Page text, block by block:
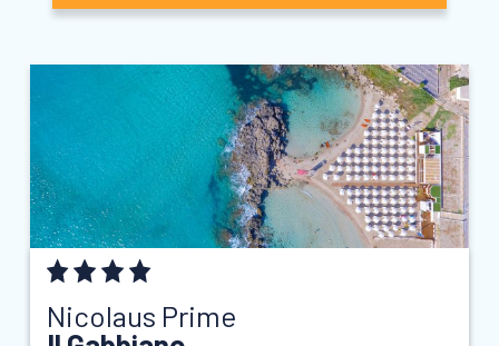
Nicolaus Prime